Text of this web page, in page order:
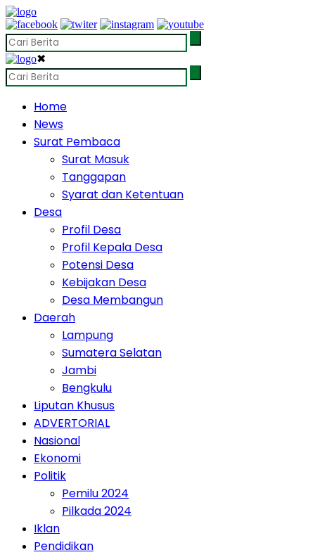
✖
Home
News
Surat Pembaca
Surat Masuk
Tanggapan
Syarat dan Ketentuan
Desa
Profil Desa
Profil Kepala Desa
Potensi Desa
Kebijakan Desa
Desa Membangun
Daerah
Lampung
Sumatera Selatan
Jambi
Bengkulu
Liputan Khusus
ADVERTORIAL
Nasional
Ekonomi
Politik
Pemilu 2024
Pilkada 2024
Iklan
Pendidikan